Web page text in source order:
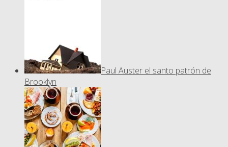
Paul Auster el santo patrón de
Brooklyn